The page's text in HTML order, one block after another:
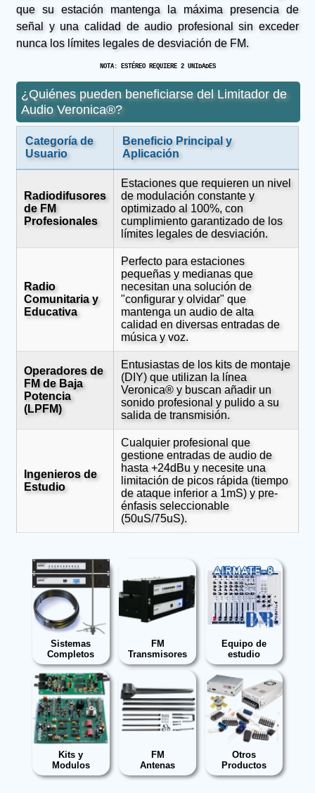
que su estación mantenga la máxima presencia de
señal y una calidad de audio profesional sin exceder
nunca los límites legales de desviación de FM.
NOTA: ESTÉREO REQUIERE 2 UNIDADES
¿Quiénes pueden beneficiarse del Limitador de
Audio Veronica®?
Categoría de
Usuario
Beneficio Principal y
Aplicación
Radiodifusores
de FM
Profesionales
Estaciones que requieren un nivel
de modulación constante y
optimizado al 100%, con
cumplimiento garantizado de los
límites legales de desviación.
Radio
Comunitaria y
Educativa
Perfecto para estaciones
pequeñas y medianas que
necesitan una solución de
"configurar y olvidar" que
mantenga un audio de alta
calidad en diversas entradas de
música y voz.
Operadores de
FM de Baja
Potencia
(LPFM)
Entusiastas de los kits de montaje
(DIY) que utilizan la línea
Veronica® y buscan añadir un
sonido profesional y pulido a su
salida de transmisión.
Ingenieros de
Estudio
Cualquier profesional que
gestione entradas de audio de
hasta +24dBu y necesite una
limitación de picos rápida (tiempo
de ataque inferior a 1mS) y pre-
énfasis seleccionable
(50uS/75uS).
Sistemas
Completos
FM
Transmisores
Equipo de
estudio
Kits y
Modulos
FM
Antenas
Otros
Productos